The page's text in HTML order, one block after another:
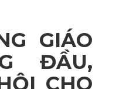
GIÁO
ĐẦU,
CHO